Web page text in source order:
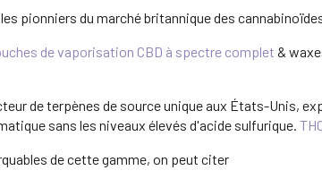
pionniers du marché britannique des
de vaporisation CBD à spectre complet &
de terpènes de source unique aux États-Unis,
sans les niveaux élevés d'acide sulfurique.
de cette gamme, on peut citer